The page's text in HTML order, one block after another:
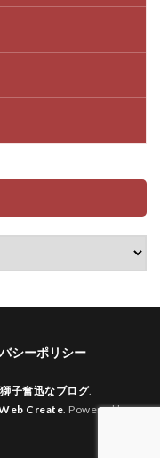
シーポリシー
子奮迅なブログ.
Create . Powered by